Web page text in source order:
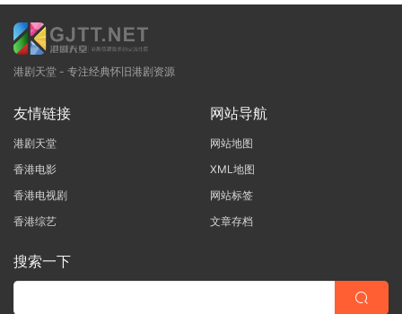
港剧天堂 - 专注经典怀旧港剧资源
友情链接
港剧天堂
香港电影
香港电视剧
香港综艺
网站导航
网站地图
XML地图
网站标签
文章存档
搜索一下